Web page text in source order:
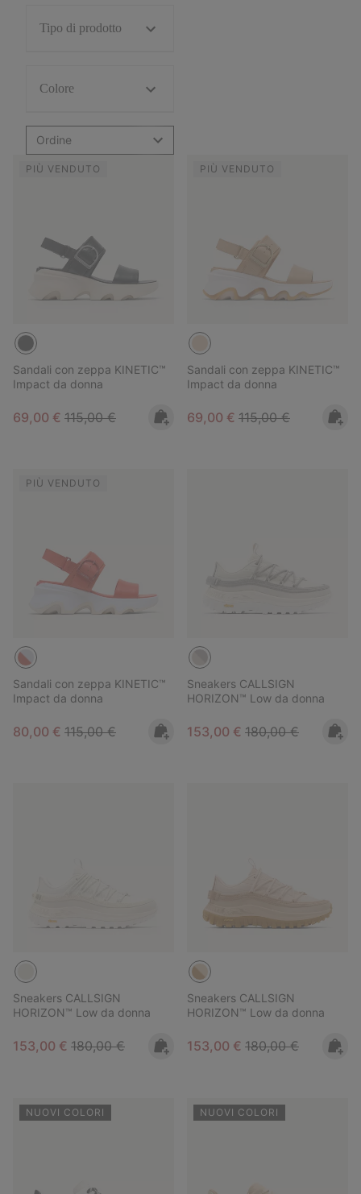
Tipo di prodotto
Colore
Ordine
PIÙ VENDUTO
Sandali con zeppa KINETIC™
Impact da donna
Sale price:
69,00 € Regular price:
115,00 €
PIÙ VENDUTO
Sandali con zeppa KINETIC™
Impact da donna
Sale price:
69,00 € Regular price:
115,00 €
PIÙ VENDUTO
Sandali con zeppa KINETIC™
Impact da donna
Sale price:
80,00 € Regular price:
115,00 €
Sneakers CALLSIGN
HORIZON™ Low da donna
Sale price:
153,00 € Regular price:
180,00 €
Sneakers CALLSIGN
HORIZON™ Low da donna
Sale price:
153,00 € Regular price:
180,00 €
Sneakers CALLSIGN
HORIZON™ Low da donna
Sale price:
153,00 € Regular price:
180,00 €
NUOVI COLORI NUOVI COLORI